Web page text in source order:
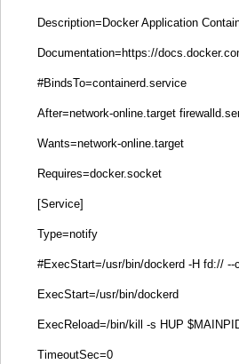
Description=Docker Application
Documentation=https://
#BindsTo=containerd.service
After=network-online.target
Wants=network-online.target
Requires=docker.socket
[Service]
Type=notify
#ExecStart=/usr/bin/dockerd -H fd://
ExecStart=/usr/bin/dockerd
ExecReload=/bin/kill -s HUP
TimeoutSec=0